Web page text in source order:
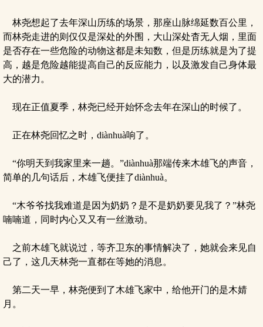
林尧想起了去年深山历练的场景，那座山脉绵延数百公里，
而林尧走进的则仅仅是深处的外围，大山深处杳无人烟，里面
是否存在一些危险的动物这都是未知数，但是历练就是为了提
高，越是危险越能提高自己的反应能力，以及激发自己身体最
大的潜力。
现在正值夏季，林尧已经开始怀念去年在深山的时候了。
正在林尧回忆之时，diànhuà响了。
“你明天到我家里来一趟。”diànhuà那端传来木雄飞的声音，
简单的几句话后，木雄飞便挂了diànhuà。
“木爷爷找我难道是因为奶奶？是不是奶奶要见我了？”林尧
喃喃道，同时内心又又有一丝激动。
之前木雄飞就说过，等齐卫东的事情解决了，她就会来见自
己了，这几天林尧一直都在等她的消息。
第二天一早，林尧便到了木雄飞家中，给他开门的是木婧
月。